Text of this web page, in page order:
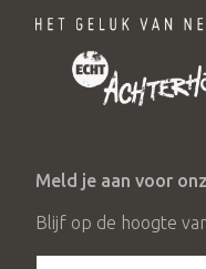
Meld je aan voor
Blijf op de hoogte